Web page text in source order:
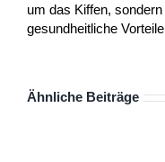
um das Kiffen,
gesundheitliche
Ähnliche Beiträge